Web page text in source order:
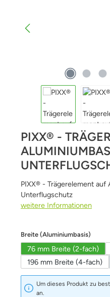
PIXX® -
PIXX® - Trägerelement
Unterflugschutz
weitere Informationen
Breite (Aluminiumbasis)
76 mm Breite (2-fach)
196 mm Breite (4-fach)
Um dieses Produkt zu
an.